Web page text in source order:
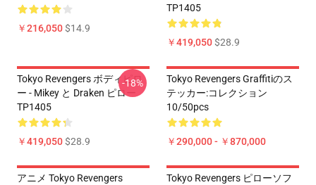
￥216,050$14.9
TP1405
￥419,050$28.9
Tokyo Revengers ボディピロ
ー - Mikey と Draken ピロー
TP1405
￥419,050$28.9
-18%
Tokyo Revengers Graffitiのス
テッカー:コレクション
10/50pcs
￥290,000 - ￥870,000
アニメ Tokyo Revengers
Tokyo Revengers ピローソフ